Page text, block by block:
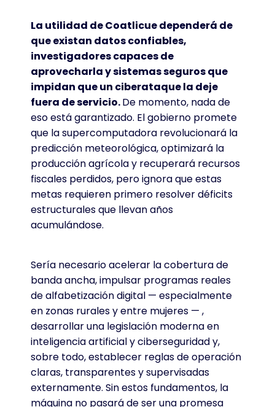
La utilidad de Coatlicue dependerá de
que existan datos confiables,
investigadores capaces de
aprovecharla y sistemas seguros que
impidan que un ciberataque la deje
fuera de servicio.De momento, nada de
eso está garantizado. El gobierno promete
que la supercomputadora revolucionará la
predicción meteorológica, optimizará la
producción agrícola y recuperará recursos
fiscales perdidos, pero ignora que estas
metas requieren primero resolver déficits
estructurales que llevan años
acumulándose.
Sería necesario acelerar la cobertura de
banda ancha, impulsar programas reales
de alfabetización digital — especialmente
en zonas rurales y entre mujeres — ,
desarrollar una legislación moderna en
inteligencia artificial y ciberseguridad y,
sobre todo, establecer reglas de operación
claras, transparentes y supervisadas
externamente. Sin estos fundamentos, la
máquina no pasará de ser una promesa